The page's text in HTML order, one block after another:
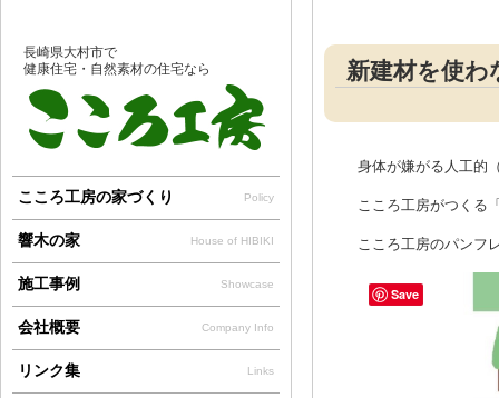
新建材を使わ
身体が嫌がる人工的
こころ工房がつくる
こころ工房のパンフ
長崎県大村市で
健康住宅・自然素材の住宅なら
こころ工房の家づくり Policy
響木の家 House of HIBIKI
施工事例 Showcase
会社概要 Company Info
リンク集 Links
Save